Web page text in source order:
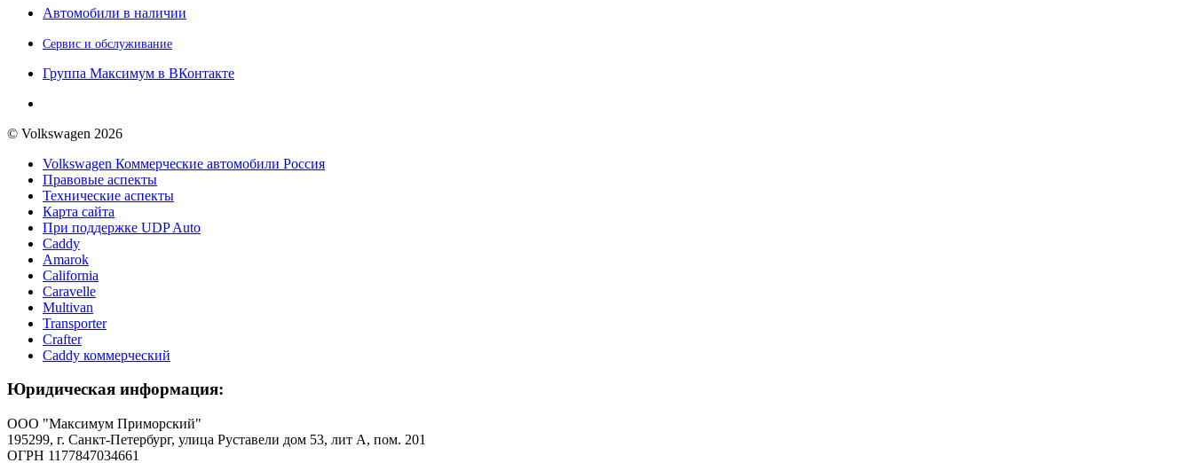
Автомобили в наличии
Сервис и обслуживание
Группа Максимум в ВКонтакте
© Volkswagen 2026
Volkswagen Коммерческие автомобили Россия
Правовые аспекты
Технические аспекты
Карта сайта
При поддержке UDP Auto
Caddy
Amarok
California
Caravelle
Multivan
Transporter
Crafter
Caddy коммерческий
Юридическая информация:
ООО "Максимум Приморский"
195299, г. Санкт-Петербург, улица Руставели дом 53, лит А, пом. 201
ОГРН 1177847034661